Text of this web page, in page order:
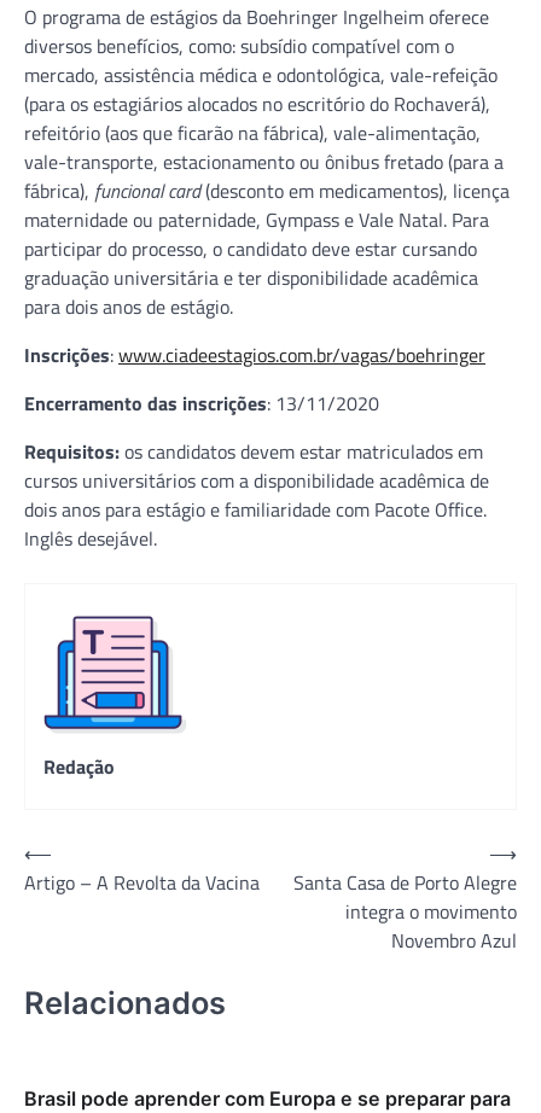
O programa de estágios da Boehringer Ingelheim oferece
diversos benefícios, como: subsídio compatível com o
mercado, assistência médica e odontológica, vale-refeição
(para os estagiários alocados no escritório do Rochaverá),
refeitório (aos que ficarão na fábrica), vale-alimentação,
vale-transporte, estacionamento ou ônibus fretado (para a
fábrica), funcional card(desconto em medicamentos), licença
maternidade ou paternidade, Gympass e Vale Natal. Para
participar do processo, o candidato deve estar cursando
graduação universitária e ter disponibilidade acadêmica
para dois anos de estágio.
Inscrições:www.ciadeestagios.com.br/vagas/boehringer
Encerramento das inscrições: 13/11/2020
Requisitos:os candidatos devem estar matriculados em
cursos universitários com a disponibilidade acadêmica de
dois anos para estágio e familiaridade com Pacote Office.
Inglês desejável.
Redação
Navegação
de
⟵
Artigo – A Revolta da Vacina
Santa Casa de Porto Alegre
integra o movimento
Novembro Azul
⟶
Relacionados
Brasil pode aprender com Europa e se preparar para